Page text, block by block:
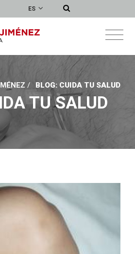
ES
/ BLOG: CUIDA TU SALUD
TU SALUD